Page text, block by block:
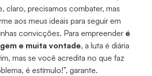
claro, precisamos combater, mas
aos meus ideais para seguir em
convicções. Para empreender é
e muita vontade, a luta é diária
mas se você acredita no que faz
é estímulo!”, garante.